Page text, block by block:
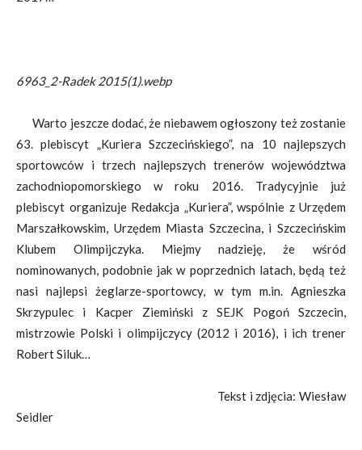
6963_2-Radek 2015(1).webp
Warto jeszcze dodać, że niebawem ogłoszony też zostanie
63. plebiscyt „Kuriera Szczecińskiego”, na 10 najlepszych
sportowców i trzech najlepszych trenerów województwa
zachodniopomorskiego w roku 2016. Tradycyjnie już
plebiscyt organizuje Redakcja „Kuriera”, wspólnie z Urzędem
Marszałkowskim, Urzędem Miasta Szczecina, i Szczecińskim
Klubem Olimpijczyka. Miejmy nadzieję, że wśród
nominowanych, podobnie jak w poprzednich latach, będą też
nasi najlepsi żeglarze-sportowcy, w tym m.in. Agnieszka
Skrzypulec i Kacper Ziemiński z SEJK Pogoń Szczecin,
mistrzowie Polski i olimpijczycy (2012 i 2016), i ich trener
Robert Siluk…
Tekst i zdjęcia: Wiesław
Seidler